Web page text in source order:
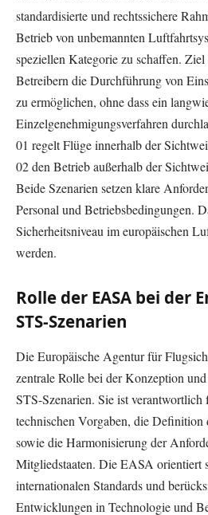
standardisierte und rechtssichere
Betrieb von unbemannten
speziellen Kategorie zu schaffen. Ziel
Betreibern die Durchführung von
zu ermöglichen, ohne dass ein
Einzelgenehmigungsverfahren
01 regelt Flüge innerhalb der
02 den Betrieb außerhalb der
Beide Szenarien setzen klare
Personal und Betriebsbedingungen.
Sicherheitsniveau im europäischen
werden.
Rolle der EASA bei der
STS-Szenarien
Die Europäische Agentur für
zentrale Rolle bei der Konzeption
STS-Szenarien. Sie ist
technischen Vorgaben, die Definition
sowie die Harmonisierung der
Mitgliedstaaten. Die EASA orientiert
internationalen Standards und
Entwicklungen in Technologie und